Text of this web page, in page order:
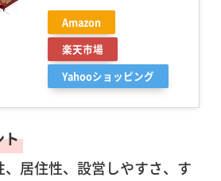
Amazon
楽天市場
Yahooショッピング
ト
居住性、設営しやすさ、す